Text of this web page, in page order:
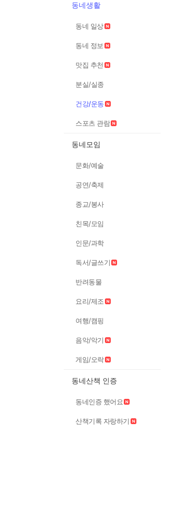
동네생활
동네 일상
동네 정보
맛집 추천
분실/실종
건강/운동
스포츠 관람
동네모임
문화/예술
공연/축제
종교/봉사
친목/모임
인문/과학
독서/글쓰기
반려동물
요리/제조
여행/캠핑
음악/악기
게임/오락
동네산책 인증
동네인증 했어요
산책기록 자랑하기